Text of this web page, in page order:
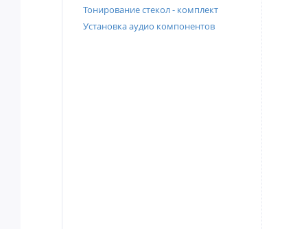
Тонирование стекол - комплект
Установка аудио компонентов